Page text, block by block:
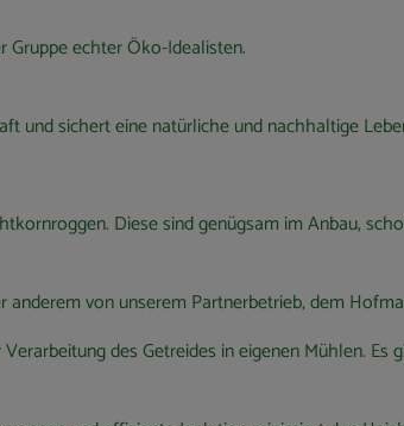
Gruppe echter Öko-Idealisten.
und sichert eine natürliche und nachhaltige
Diese sind genügsam im Anbau,
von unserem Partnerbetrieb, dem
des Getreides in eigenen Mühlen. Es